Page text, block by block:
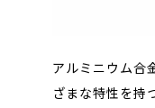
アルミニウム合
ざまな特性を持